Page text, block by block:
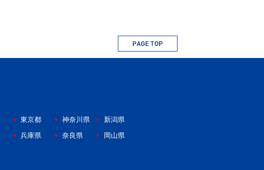
東京都 神奈川県
新潟県
兵庫県 奈良県
岡山県